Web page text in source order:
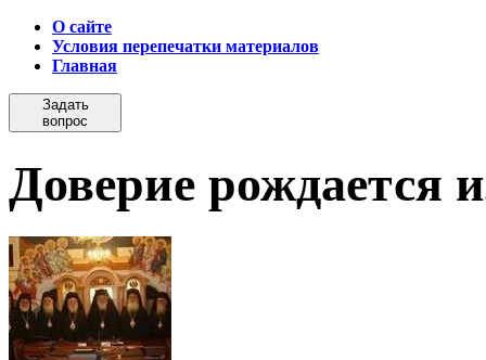
О сайте
Условия перепечатки материалов
Главная
Задать
вопрос
Доверие рождается